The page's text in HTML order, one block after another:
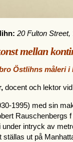
20 Fulton Street,
mellan
Östlihns måleri i
docent och lektor
1995) med sin
Rauschenbergs
intryck av
ut på